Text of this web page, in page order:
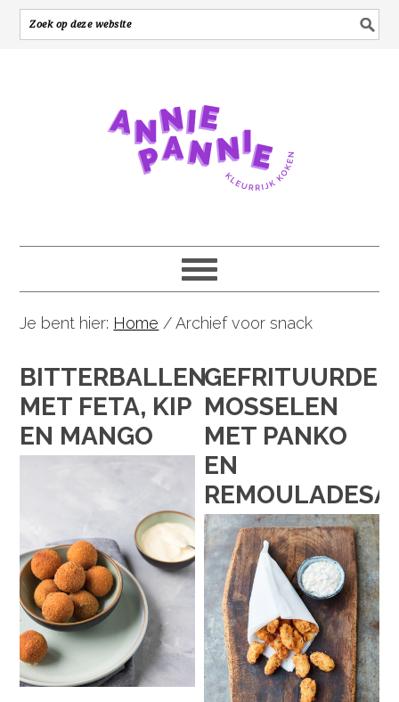
Je bent hier: Home /Archief voor snack
BITTERBALLEN
MET FETA, KIP
EN MANGO
GEFRITUURDE
MOSSELEN
MET PANKO
EN